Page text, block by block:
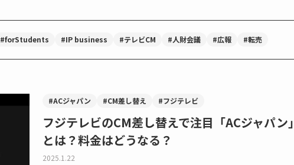
#forStudents #IP business #テレビCM #人財会議 #広報 #転売
#ACジャパン #CM差し替え #フジテレビ
フジテレビのCM差し替えで注目「ACジャパン」
とは？料金はどうなる？
2025.1.22